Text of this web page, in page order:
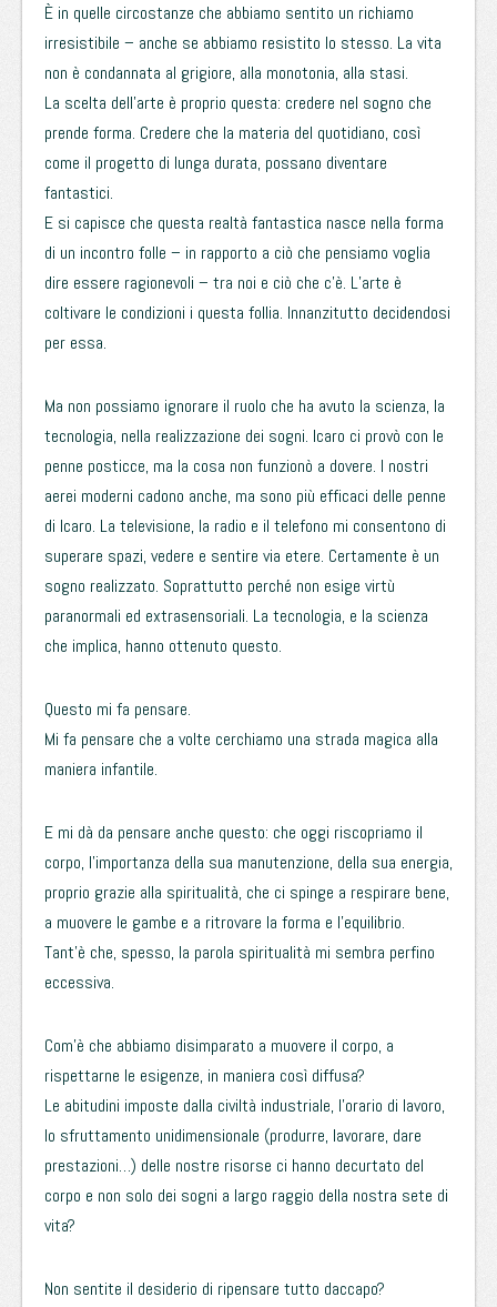
È in quelle circostanze che abbiamo sentito un richiamo
irresistibile – anche se abbiamo resistito lo stesso. La vita
non è condannata al grigiore, alla monotonia, alla stasi.
La scelta dell’arte è proprio questa: credere nel sogno che
prende forma. Credere che la materia del quotidiano, così
come il progetto di lunga durata, possano diventare
fantastici.
E si capisce che questa realtà fantastica nasce nella forma
di un incontro folle – in rapporto a ciò che pensiamo voglia
dire essere ragionevoli – tra noi e ciò che c’è. L’arte è
coltivare le condizioni i questa follia. Innanzitutto decidendosi
per essa.
Ma non possiamo ignorare il ruolo che ha avuto la scienza, la
tecnologia, nella realizzazione dei sogni. Icaro ci provò con le
penne posticce, ma la cosa non funzionò a dovere. I nostri
aerei moderni cadono anche, ma sono più efficaci delle penne
di Icaro. La televisione, la radio e il telefono mi consentono di
superare spazi, vedere e sentire via etere. Certamente è un
sogno realizzato. Soprattutto perché non esige virtù
paranormali ed extrasensoriali. La tecnologia, e la scienza
che implica, hanno ottenuto questo.
Questo mi fa pensare.
Mi fa pensare che a volte cerchiamo una strada magica alla
maniera infantile.
E mi dà da pensare anche questo: che oggi riscopriamo il
corpo, l’importanza della sua manutenzione, della sua energia,
proprio grazie alla spiritualità, che ci spinge a respirare bene,
a muovere le gambe e a ritrovare la forma e l’equilibrio.
Tant’è che, spesso, la parola spiritualità mi sembra perfino
eccessiva.
Com’è che abbiamo disimparato a muovere il corpo, a
rispettarne le esigenze, in maniera così diffusa?
Le abitudini imposte dalla civiltà industriale, l’orario di lavoro,
lo sfruttamento unidimensionale (produrre, lavorare, dare
prestazioni…) delle nostre risorse ci hanno decurtato del
corpo e non solo dei sogni a largo raggio della nostra sete di
vita?
Non sentite il desiderio di ripensare tutto daccapo?